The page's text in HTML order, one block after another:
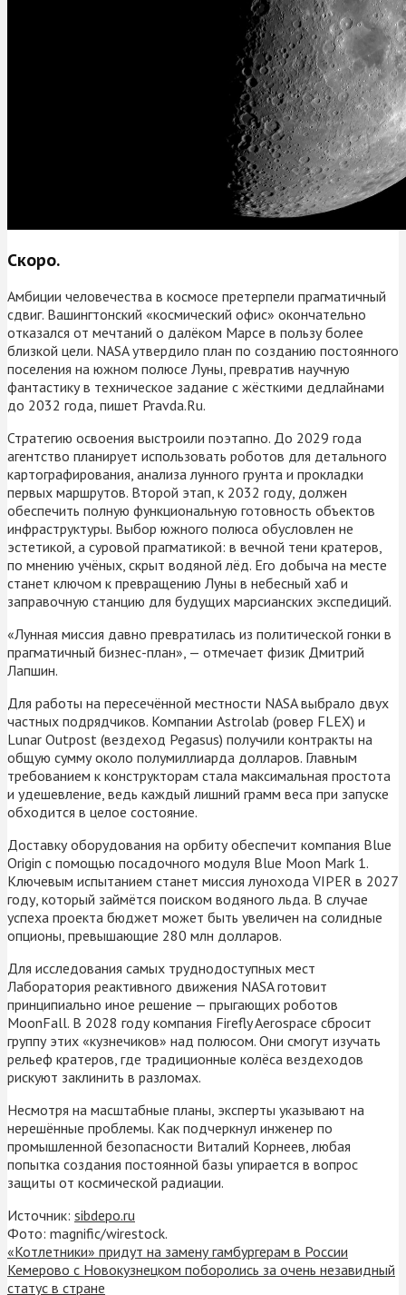
Скоро.
Амбиции человечества в космосе претерпели прагматичный
сдвиг. Вашингтонский «космический офис» окончательно
отказался от мечтаний о далёком Марсе в пользу более
близкой цели. NASA утвердило план по созданию постоянного
поселения на южном полюсе Луны, превратив научную
фантастику в техническое задание с жёсткими дедлайнами
до 2032 года, пишет Pravda.Ru.
Стратегию освоения выстроили поэтапно. До 2029 года
агентство планирует использовать роботов для детального
картографирования, анализа лунного грунта и прокладки
первых маршрутов. Второй этап, к 2032 году, должен
обеспечить полную функциональную готовность объектов
инфраструктуры. Выбор южного полюса обусловлен не
эстетикой, а суровой прагматикой: в вечной тени кратеров,
по мнению учёных, скрыт водяной лёд. Его добыча на месте
станет ключом к превращению Луны в небесный хаб и
заправочную станцию для будущих марсианских экспедиций.
«Лунная миссия давно превратилась из политической гонки в
прагматичный бизнес-план», — отмечает физик Дмитрий
Лапшин.
Для работы на пересечённой местности NASA выбрало двух
частных подрядчиков. Компании Astrolab (ровер FLEX) и
Lunar Outpost (вездеход Pegasus) получили контракты на
общую сумму около полумиллиарда долларов. Главным
требованием к конструкторам стала максимальная простота
и удешевление, ведь каждый лишний грамм веса при запуске
обходится в целое состояние.
Доставку оборудования на орбиту обеспечит компания Blue
Origin с помощью посадочного модуля Blue Moon Mark 1.
Ключевым испытанием станет миссия лунохода VIPER в 2027
году, который займётся поиском водяного льда. В случае
успеха проекта бюджет может быть увеличен на солидные
опционы, превышающие 280 млн долларов.
Для исследования самых труднодоступных мест
Лаборатория реактивного движения NASA готовит
принципиально иное решение — прыгающих роботов
MoonFall. В 2028 году компания Firefly Aerospace сбросит
группу этих «кузнечиков» над полюсом. Они смогут изучать
рельеф кратеров, где традиционные колёса вездеходов
рискуют заклинить в разломах.
Несмотря на масштабные планы, эксперты указывают на
нерешённые проблемы. Как подчеркнул инженер по
промышленной безопасности Виталий Корнеев, любая
попытка создания постоянной базы упирается в вопрос
защиты от космической радиации.
Источник: sibdepo.ru
Фото: magnific/wirestock.
«Котлетники» придут на замену гамбургерам в России
Кемерово с Новокузнецком поборолись за очень незавидный
статус в стране